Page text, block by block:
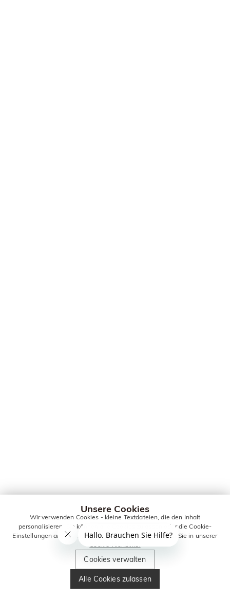
Unsere Cookies
Wir verwenden Cookies - kleine Textdateien, die den Inhalt
personalisieren. Sie können alle Cookies zulassen oder die Cookie-
Einstellungen anpassen. Weitere Informationen erhalten Sie in unserer
Cookie-Richtlinie.
Cookies verwalten
Alle Cookies zulassen